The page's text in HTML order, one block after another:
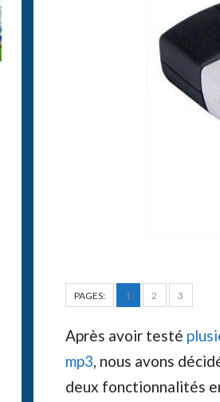
PAGES: 1 2 3
Après avoir testé
mp3, nous avons
deux fonctionnalités